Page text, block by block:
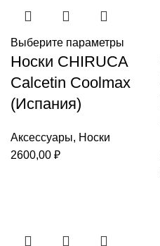
Выберите параметры
Носки CHIRUCA
Calcetin Coolmax
(Испания)
Аксессуары, Носки
2600,00 ₽